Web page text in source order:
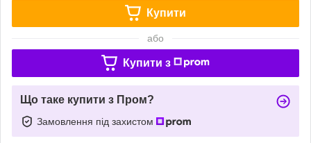
Купити
або
Купити з
Що таке купити з Пром?
Замовлення під захистом